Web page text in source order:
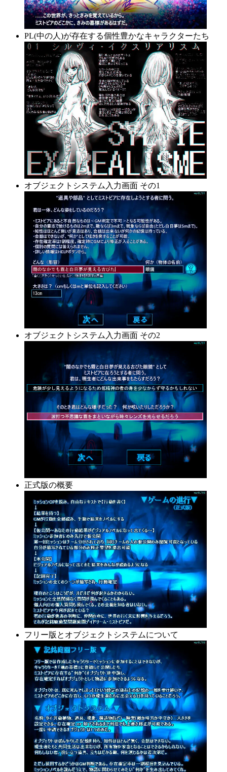
PL(中の人)が存在する個性豊かなキャラクターたち
オブジェクトシステム入力画面 その1
オブジェクトシステム入力画面 その2
正式版の概要
フリー版とオブジェクトシステムについて